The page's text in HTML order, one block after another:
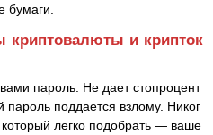
бумаги.
криптовалюты и крипток
пароль. Не дает стопроцент
пароль поддается взлому. Никог
легко подобрать — ваше